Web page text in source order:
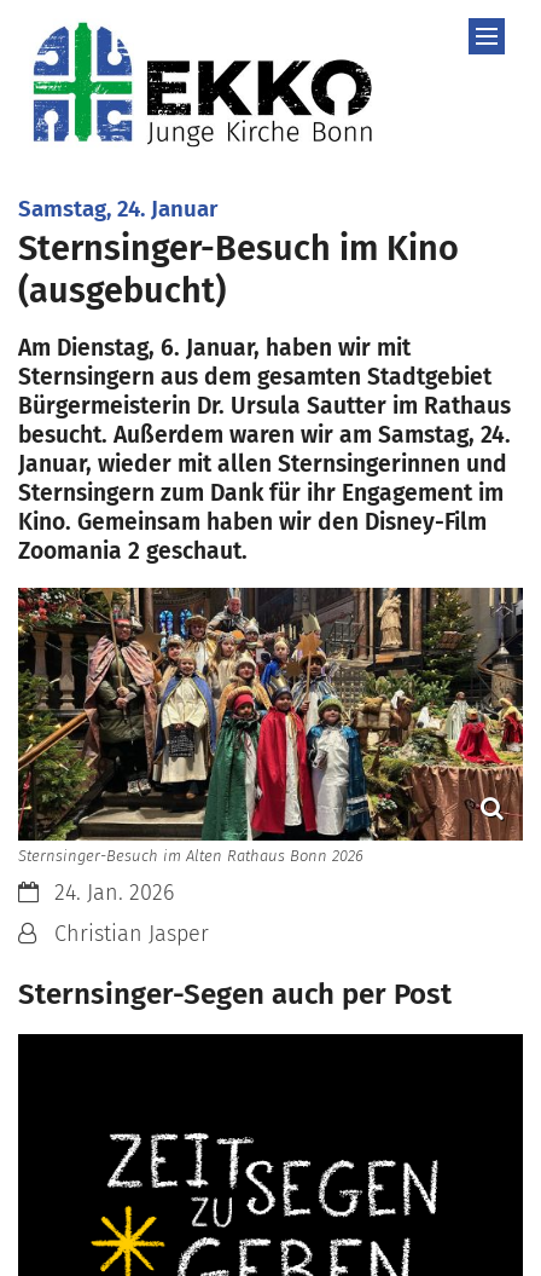
Samstag, 24. Januar:
Sternsinger-Besuch im Kino
(ausgebucht)
Am Dienstag, 6. Januar, haben wir mit
Sternsingern aus dem gesamten Stadtgebiet
Bürgermeisterin Dr. Ursula Sautter im Rathaus
besucht. Außerdem waren wir am Samstag, 24.
Januar, wieder mit allen Sternsingerinnen und
Sternsingern zum Dank für ihr Engagement im
Kino. Gemeinsam haben wir den Disney-Film
Zoomania 2 geschaut.
Sternsinger-Besuch im Alten Rathaus Bonn 2026
Datum:24. Jan. 2026
Von:Christian Jasper
Sternsinger-Segen auch per Post